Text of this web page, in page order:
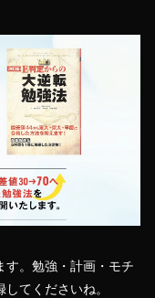
す。勉強・計画・モチ
てくださいね。